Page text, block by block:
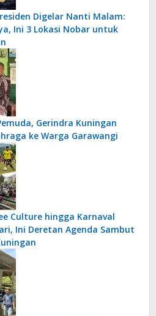
Digelar Nanti Malam:
Ini 3 Lokasi Nobar untuk
Gerindra Kuningan
ke Warga Garawangi
Culture hingga Karnaval
Ini Deretan Agenda Sambut